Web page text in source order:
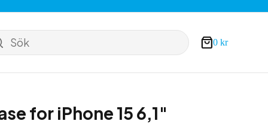
Sök Varukorg
0 kr
for iPhone 15 6,1″